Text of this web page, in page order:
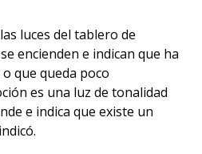
luces del tablero de
encienden e indican que ha
que queda poco
es una luz de tonalidad
e indica que existe un